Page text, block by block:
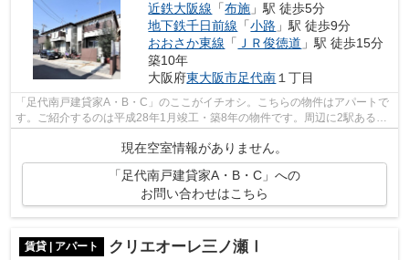
近鉄大阪線 「布施 」駅 徒歩5分
地下鉄千日前線 「小路 」駅 徒歩9分
おおさか東線 「 ＪＲ俊徳道 」駅 徒歩15分
築10年
大阪府東大阪市足代南１丁目
「足代南戸建貸家A・B・C」のここがイチオシ。こちらの物件はアパートで
す。ご紹介するのは平成28年1月竣工・築8年の物件です。周辺に2駅あるの
現在空室情報がありません。
「足代南戸建貸家A・B・C」への
お問い合わせはこちら
賃貸 | アパート クリエオーレ三ノ瀬Ⅰ